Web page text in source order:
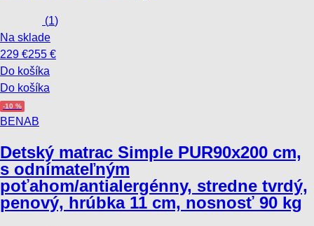
(1)
Na sklade
229 €255 €
Do košíka
Do košíka
-10 %
BENAB
Detský matrac Simple PUR90x200 cm,
s odnímateľným
poťahom/antialergénny, stredne tvrdý,
penový, hrúbka 11 cm, nosnosť 90 kg